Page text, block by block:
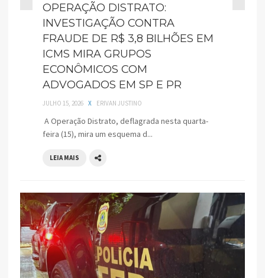
OPERAÇÃO DISTRATO:
INVESTIGAÇÃO CONTRA
FRAUDE DE R$ 3,8 BILHÕES EM
ICMS MIRA GRUPOS
ECONÔMICOS COM
ADVOGADOS EM SP E PR
JULHO 15, 2026 X ERIVAN JUSTINO
A Operação Distrato, deflagrada nesta quarta-
feira (15), mira um esquema d...
LEIA MAIS